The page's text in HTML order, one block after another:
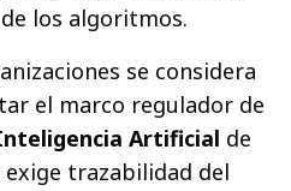
los algoritmos.
se considera
el marco regulador de
Artificial de
exige trazabilidad del